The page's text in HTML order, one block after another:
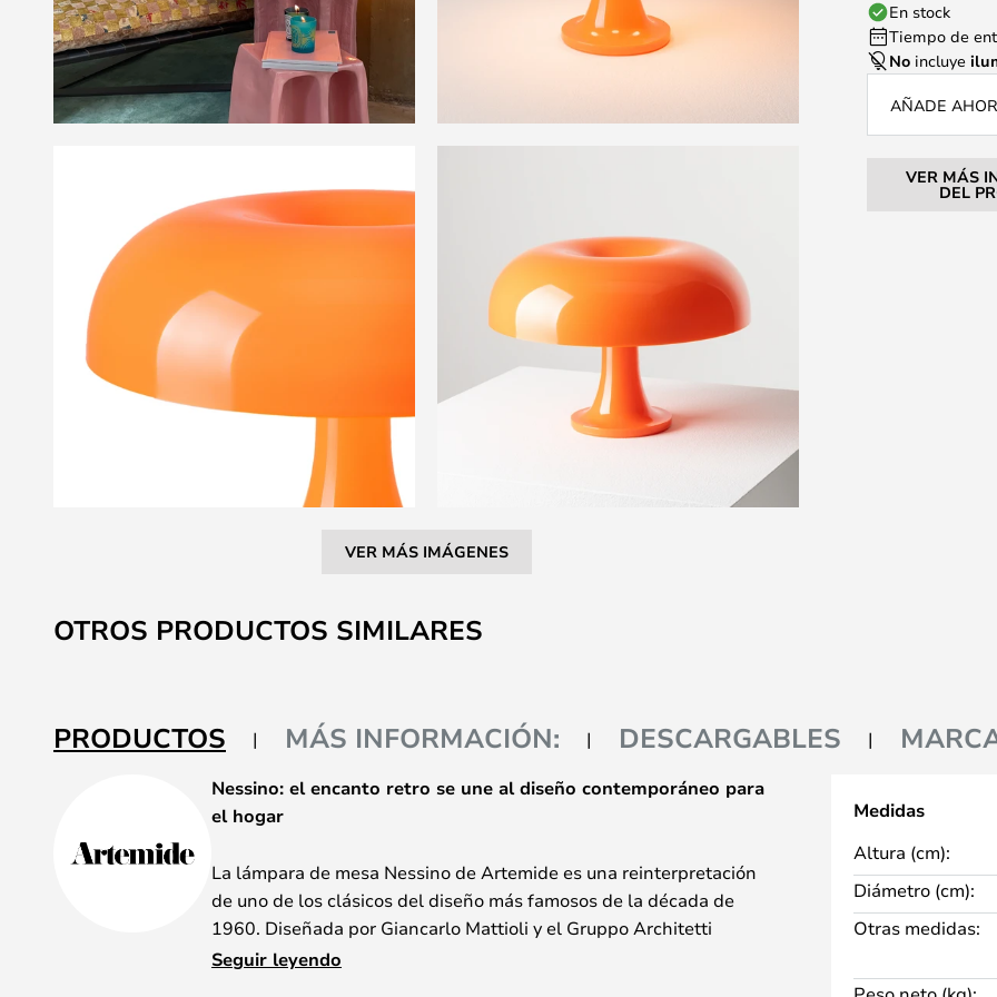
VER MÁS IMÁGENES
al
comienzo
galería
de
En stock
Tiempo de
No incluye
AÑADE
VER MÁS
DEL
OTROS PRODUCTOS SIMILARES
PRODUCTOS MÁS INFORMACIÓN: DESCARGABLES
Nessino: el encanto retro se une al diseño contemporáneo para
el hogar
La lámpara de mesa Nessino de Artemide es una reinterpretación
de uno de los clásicos del diseño más famosos de la década de
1960. Diseñada por Giancarlo Mattioli y el Gruppo Architetti
Urbanisti Città Nuova, traslada la forma icónica de la legendaria
Seguir leyendo
Medidas
Altura (cm):
Diámetro (cm):
Otras medidas: